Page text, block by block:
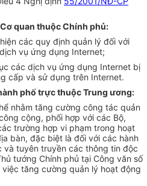
quan thuộc Chính phủ:
các quy định quản lý đối với
vụ ứng dụng Internet;
các dịch vụ ứng dụng Internet bị
cấp và sử dụng trên Internet.
phố trực thuộc Trung ương:
nhằm tăng cường công tác quản
cộng, phối hợp với các Bộ,
trường hợp vi phạm trong hoạt
bàn, đặc biệt là đối với các hành
và tuyên truyền các thông tin độc
tướng Chính phủ tại Công văn số
tăng cường quản lý hoạt động